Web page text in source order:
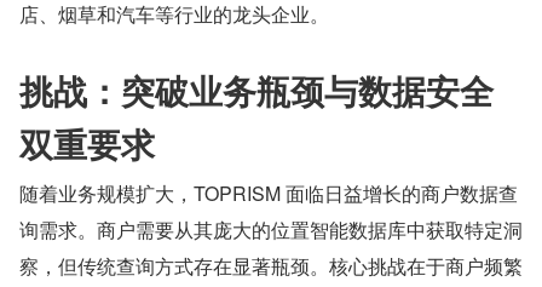
店、烟草和汽车等行业的龙头企业。
挑战：突破业务瓶颈与数据安全
双重要求
随着业务规模扩大，TOPRISM 面临日益增长的商户数据查
询需求。商户需要从其庞大的位置智能数据库中获取特定洞
察，但传统查询方式存在显著瓶颈。核心挑战在于商户频繁